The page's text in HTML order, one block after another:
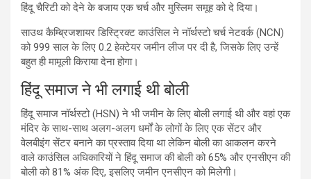
हिंदू चैरिटी को देने के बजाय एक चर्च और मुस्लिम समूह को दे दिया।
साउथ कैम्ब्रिजशायर डिस्ट्रिक्ट काउंसिल ने नॉर्थस्टो चर्च नेटवर्क (NCN)
को 999 साल के लिए 0.2 हेक्टेयर जमीन लीज पर दी है, जिसके लिए उन्हें
बहुत ही मामूली किराया देना होगा।
हिंदू समाज ने भी लगाई थी बोली
हिंदू समाज नॉर्थस्टो (HSN) ने भी जमीन के लिए बोली लगाई थी और वहां एक
मंदिर के साथ-साथ अलग-अलग धर्मों के लोगों के लिए एक सेंटर और
वेलबीइंग सेंटर बनाने का प्रस्ताव दिया था लेकिन बोली का आकलन करने
वाले काउंसिल अधिकारियों ने हिंदू समाज की बोली को 65% और एनसीएन की
बोली को 81% अंक दिए, इसलिए जमीन एनसीएन को मिलेगी।